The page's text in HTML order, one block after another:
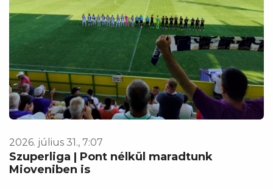
2026. július 31., 7:07
Szuperliga | Pont nélkül maradtunk
Mioveniben is